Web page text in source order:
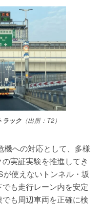
ラック（出所：T2）
機への対応として、多様
実証実験を推進してき
使えないトンネル・坂
も走行レーン内を安定
も周辺車両を正確に検